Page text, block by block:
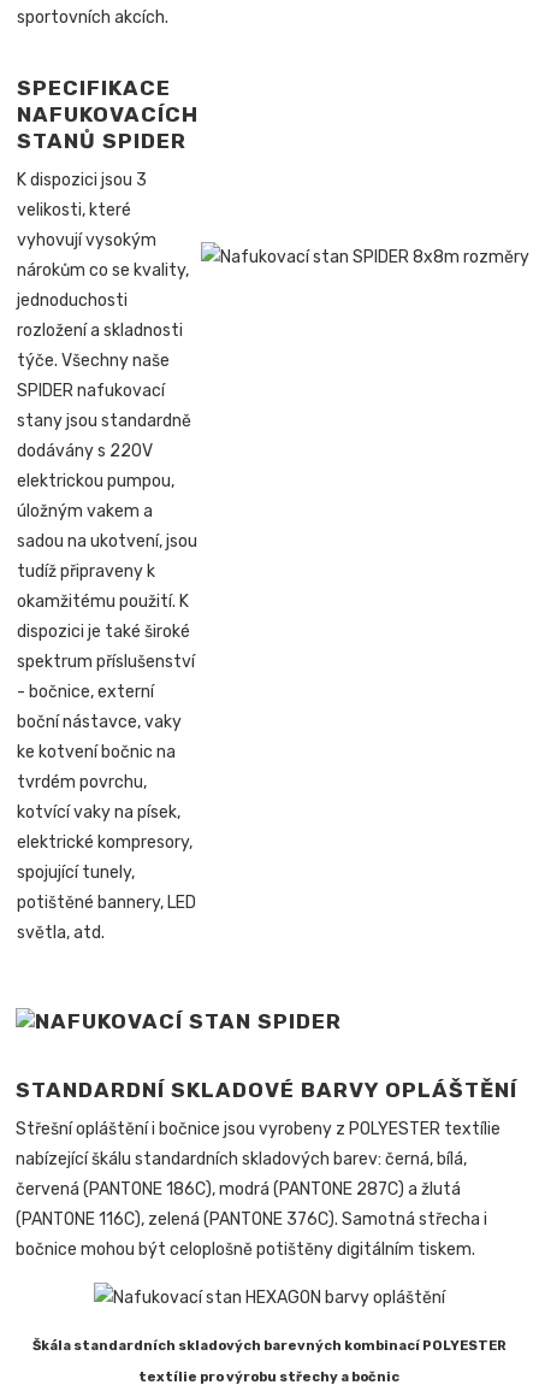
sportovních akcích.
SPECIFIKACE
NAFUKOVACÍCH
STANŮ SPIDER
K dispozici jsou 3
velikosti, které
vyhovují vysokým
nárokům co se kvality,
jednoduchosti
rozložení a skladnosti
týče. Všechny naše
SPIDER nafukovací
stany jsou standardně
dodávány s 220V
elektrickou pumpou,
úložným vakem a
sadou na ukotvení, jsou
tudíž připraveny k
okamžitému použití. K
dispozici je také široké
spektrum příslušenství
- bočnice, externí
boční nástavce, vaky
ke kotvení bočnic na
tvrdém povrchu,
kotvící vaky na písek,
elektrické kompresory,
spojující tunely,
potištěné bannery, LED
světla, atd.
STANDARDNÍ SKLADOVÉ BARVY OPLÁŠTĚNÍ
Střešní opláštění i bočnice jsou vyrobeny z POLYESTER textílie
nabízející škálu standardních skladových barev: černá, bílá,
červená (PANTONE 186C), modrá (PANTONE 287C) a žlutá
(PANTONE 116C), zelená (PANTONE 376C). Samotná střecha i
bočnice mohou být celoplošně potištěny digitálním tiskem.
Škála standardních skladových barevných kombinací POLYESTER
textílie pro výrobu střechy a bočnic